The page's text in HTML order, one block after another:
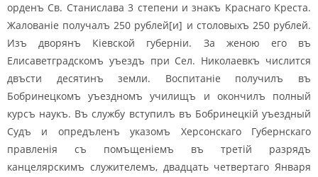
орденъ Св. Станислава 3 степени и знакъ Краснаго Креста.
Жалованіе получалъ 250 рублей[и] и столовыхъ 250 рублей.
Изъ дворянъ Кіевской губерніи. За женою его въ
Елисаветградскомъ уъездъ при Сел. Николаевкъ числится
двъсти десятинъ земли. Воспитаніе получилъ въ
Бобринецкомъ уъездномъ училищъ и окончилъ полный
курсъ наукъ. Въ службу вступилъ въ Бобринецкій уъездный
Судъ и опредъленъ указомъ Херсонскаго Губернскаго
правленія съ помъщеніемъ въ третій разрядъ
канцелярскимъ служителемъ, двадцать четвертаго Января